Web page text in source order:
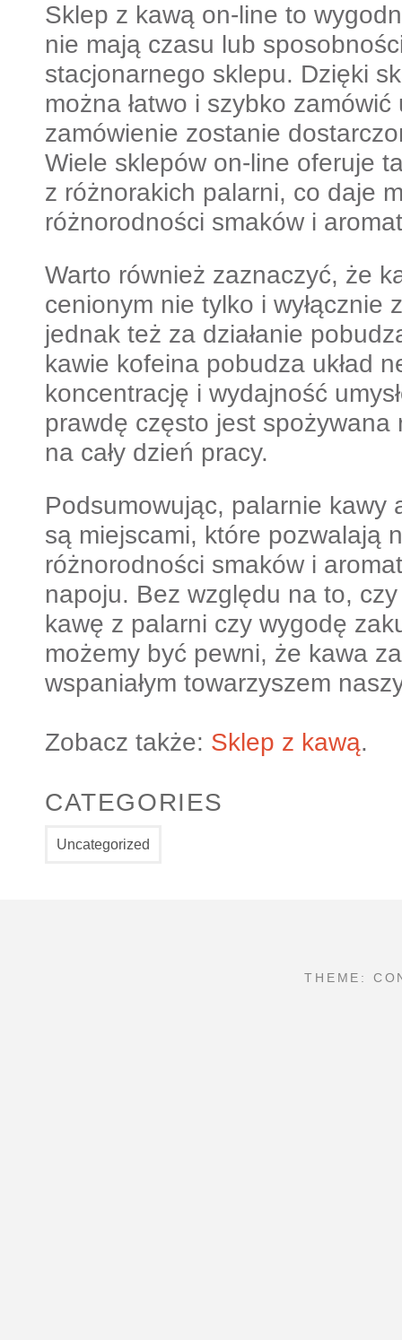
Sklep z kawą on-line to
nie mają czasu lub
stacjonarnego sklepu. Dzięki
można łatwo i szybko
zamówienie zostanie
Wiele sklepów on-line oferuje
z różnorakich palarni, co daje
różnorodności smaków i
Warto również zaznaczyć, że
cenionym nie tylko i wyłącznie
jednak też za działanie
kawie kofeina pobudza układ
koncentrację i wydajność
prawdę często jest
na cały dzień pracy.
Podsumowując, palarnie kawy
są miejscami, które pozwalają
różnorodności smaków i
napoju. Bez względu na to,
kawę z palarni czy wygodę
możemy być pewni, że kawa
wspaniałym towarzyszem
Zobacz także: Sklep z kawą.
CATEGORIES
Uncategorized
THEME: